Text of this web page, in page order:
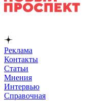
Реклама
Контакты
Статьи
Мнения
Интервью
Справочная